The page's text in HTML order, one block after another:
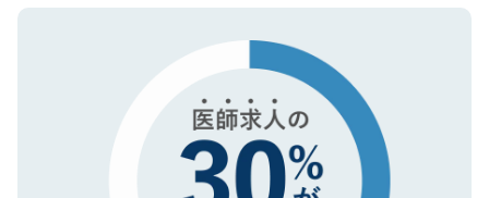
で、機密保持に関してもご安心ください。
ので、まずはご登録ください。